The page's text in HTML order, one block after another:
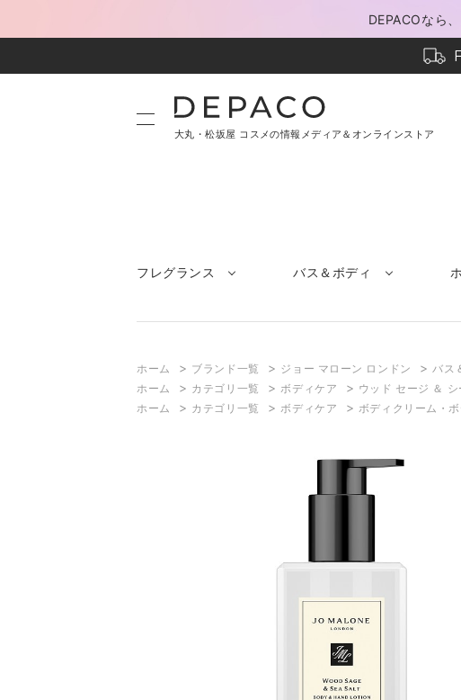
DEPACOなら
大丸・松坂屋 コスメの情報メディア＆オンラインストア
フレグランス バス＆ボディ
ホーム > ブランド一覧 > ジョー マローン ロンドン > バス
ホーム
> カテゴリ一覧 > ボディケア > ウッド セージ ＆
ホーム
> カテゴリ一覧 > ボディケア > ボディクリーム・